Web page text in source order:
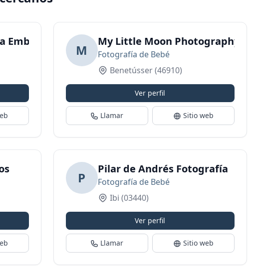
Embarazo Valencia - Fotografía de comuniones
M
My Little Moon Photography
Fotografía de Bebé
Benetússer(46910)
Ver perfil
Llamar Sitio web
P
Pilar de Andrés Fotografía
Fotografía de Bebé
Ibi (03440)
Ver perfil
Llamar Sitio web